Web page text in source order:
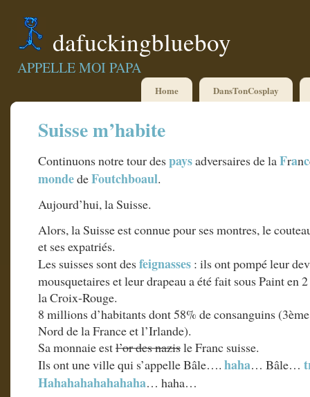
dafuckingblueboy
APPELLE MOI PAPA
Home DansTonCosplay
Suisse m’habite
Continuons notre tour despaysadversaires de laFranc
mondedeFoutchboaul.
Aujourd’hui, la Suisse.
Alors, la Suisse est connue pour ses montres, le
et ses expatriés.
Les suisses sont desfeignasses : ils ont pompé leur
mousquetaires et leur drapeau a été fait sous Paint en
la Croix-Rouge.
8 millions d’habitants dont 58% de consanguins
Nord de la France et l’Irlande).
Sa monnaie estl’or des nazisle Franc suisse.
Ils ont une ville qui s’appelle Bâle…. haha… Bâle…
Hahahahahahahaha… haha…